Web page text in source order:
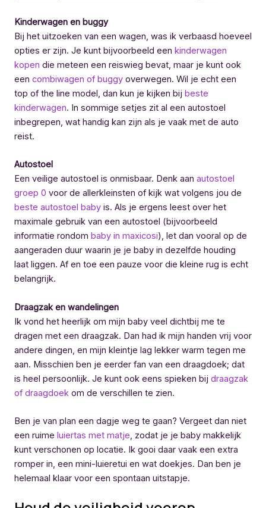
Kinderwagen en buggy
Bij het uitzoeken van een wagen, was ik verbaasd hoeveel
opties er zijn. Je kunt bijvoorbeeld een kinderwagen
kopen die meteen een reiswieg bevat, maar je kunt ook
een combiwagen of buggy overwegen. Wil je echt een
top of the line model, dan kun je kijken bij beste
kinderwagen. In sommige setjes zit al een autostoel
inbegrepen, wat handig kan zijn als je vaak met de auto
reist.
Autostoel
Een veilige autostoel is onmisbaar. Denk aan autostoel
groep 0 voor de allerkleinsten of kijk wat volgens jou de
beste autostoel baby is. Als je ergens leest over het
maximale gebruik van een autostoel (bijvoorbeeld
informatie rondom baby in maxicosi), let dan vooral op de
aangeraden duur waarin je je baby in dezelfde houding
laat liggen. Af en toe een pauze voor die kleine rug is echt
belangrijk.
Draagzak en wandelingen
Ik vond het heerlijk om mijn baby veel dichtbij me te
dragen met een draagzak. Dan had ik mijn handen vrij voor
andere dingen, en mijn kleintje lag lekker warm tegen me
aan. Misschien ben je eerder fan van een draagdoek; dat
is heel persoonlijk. Je kunt ook eens spieken bij draagzak
of draagdoek om de verschillen te zien.
Ben je van plan een dagje weg te gaan? Vergeet dan niet
een ruime luiertas met matje, zodat je je baby makkelijk
kunt verschonen op locatie. Ik gooi daar vaak een extra
romper in, een mini-luieretui en wat doekjes. Dan ben je
helemaal klaar voor een spontaan uitstapje.